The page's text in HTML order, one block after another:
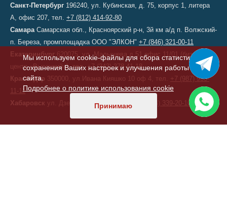
Санкт-Петербург 196240, ул. Кубинская, д. 75, корпус 1, литера
А, офис 207, тел. +7 (812) 414-92-80
СамараСамарская обл., Красноярский р-н, 3й км а/д п. Волжский-
п. Береза, промплощадка ООО "ЭЛКОН" +7 (846) 321-00-11
Екатеринбург 620075, ул. Малышева д.51 офис 11/01 (бизнес-
центр «Высоцкий»), тел. +7 (343) 378-41-18
Краснодар 350000, ул.Ивана Кияшко 10 оф 4, тел. +7 (987) 950-
11-11
Хабаровск ул. Дзержинского, д. 6, тел. +7 (914) 339-20-10
Мы используем cookie-файлы для сбора статистики,
сохранения Ваших настроек и улучшения работы
сайта.
Подробнее о политике использования cookie
Принимаю